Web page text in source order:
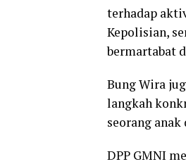
terhadap
Kepolisian,
bermartabat
Bung Wira
langkah
seorang
DPP GMNI